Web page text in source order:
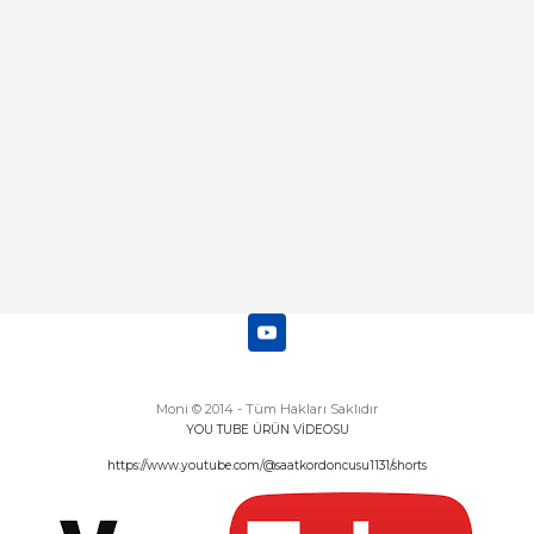
Moni © 2014 - Tüm Hakları Saklıdır
YOU TUBE ÜRÜN VİDEOSU
https://www.youtube.com/@saatkordoncusu1131/shorts